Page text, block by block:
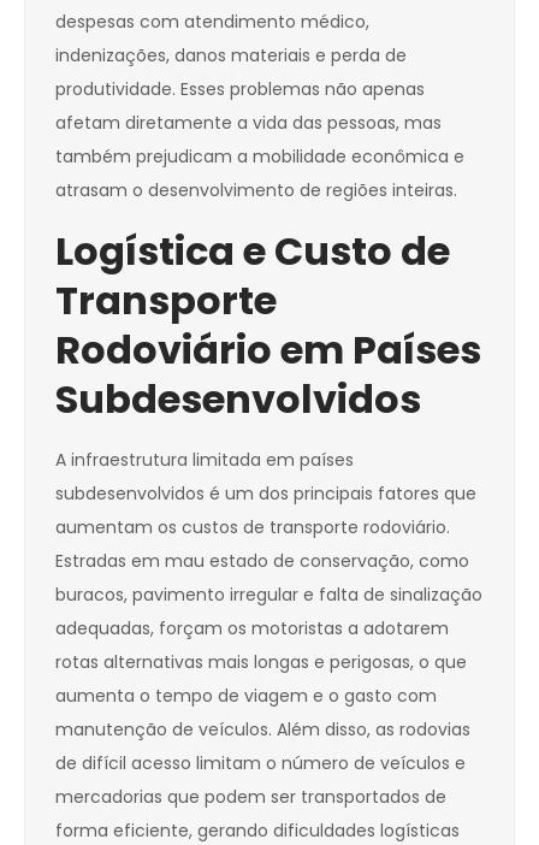
despesas com atendimento médico,
indenizações, danos materiais e perda de
produtividade. Esses problemas não apenas
afetam diretamente a vida das pessoas, mas
também prejudicam a mobilidade econômica e
atrasam o desenvolvimento de regiões inteiras.
Logística e Custo de
Transporte
Rodoviário em Países
Subdesenvolvidos
A infraestrutura limitada em países
subdesenvolvidos é um dos principais fatores que
aumentam os custos de transporte rodoviário.
Estradas em mau estado de conservação, como
buracos, pavimento irregular e falta de sinalização
adequadas, forçam os motoristas a adotarem
rotas alternativas mais longas e perigosas, o que
aumenta o tempo de viagem e o gasto com
manutenção de veículos. Além disso, as rodovias
de difícil acesso limitam o número de veículos e
mercadorias que podem ser transportados de
forma eficiente, gerando dificuldades logísticas